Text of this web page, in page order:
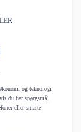
og teknologi
du har spørgsmål
eller smarte